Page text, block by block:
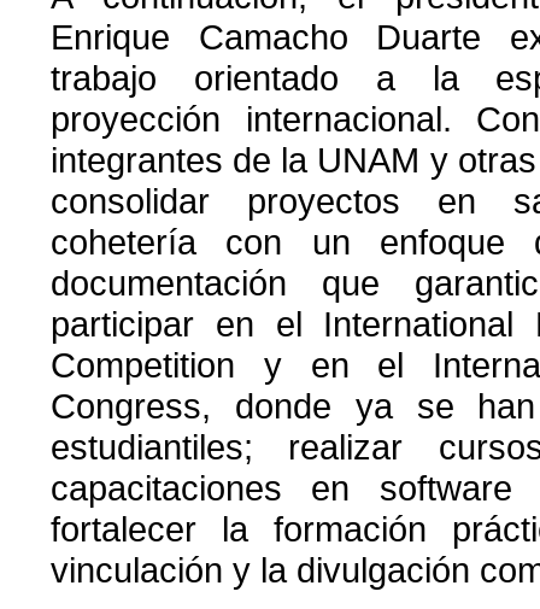
Enrique Camacho Duarte
trabajo orientado a la
proyección internacional.
integrantes de la UNAM y
consolidar proyectos en
cohetería con un enfoque
documentación que
participar en el International
Competition y en el
Congress, donde ya se
estudiantiles; realizar
capacitaciones en software
fortalecer la formación
vinculación y la divulgación